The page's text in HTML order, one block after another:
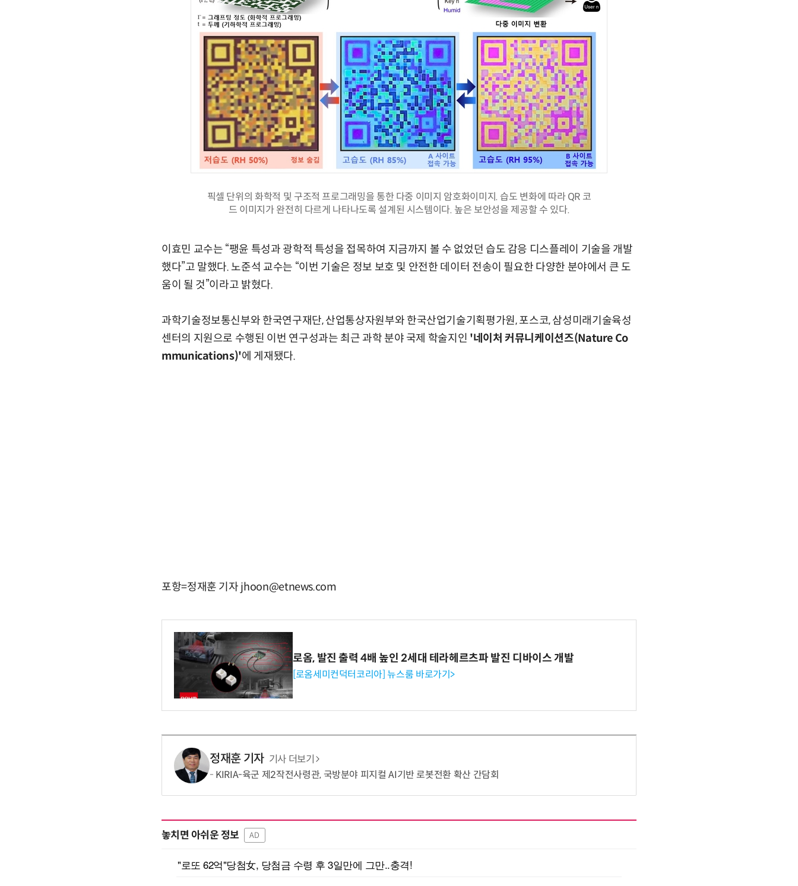
픽셀 단위의 화학적 및 구조적 프로그래밍을 통한 다중 이미지 암호화이미지. 습도 변화에 따라 QR 코
드 이미지가 완전히 다르게 나타나도록 설계된 시스템이다. 높은 보안성을 제공할 수 있다.
이효민 교수는 “팽윤 특성과 광학적 특성을 접목하여 지금까지 볼 수 없었던 습도 감응 디스플레이 기술을 개발
했다”고 말했다. 노준석 교수는 “이번 기술은 정보 보호 및 안전한 데이터 전송이 필요한 다양한 분야에서 큰 도
움이 될 것”이라고 밝혔다.
과학기술정보통신부와 한국연구재단, 산업통상자원부와 한국산업기술기획평가원, 포스코, 삼성미래기술육성
센터의 지원으로 수행된 이번 연구성과는 최근 과학 분야 국제 학술지인 '네이처 커뮤니케이션즈(Nature Co
mmunications)'에 게재됐다.
포항=정재훈 기자 jhoon@etnews.com
로옴, 발진 출력 4배 높인 2세대 테라헤르츠파 발진 디바이스 개발
[로옴세미컨덕터코리아] 뉴스룸 바로가기>
정재훈 기자 기사 더보기
KIRIA-육군 제2작전사령관, 국방분야 피지컬 AI기반 로봇전환 확산 간담회
놓치면 아쉬운 정보 AD